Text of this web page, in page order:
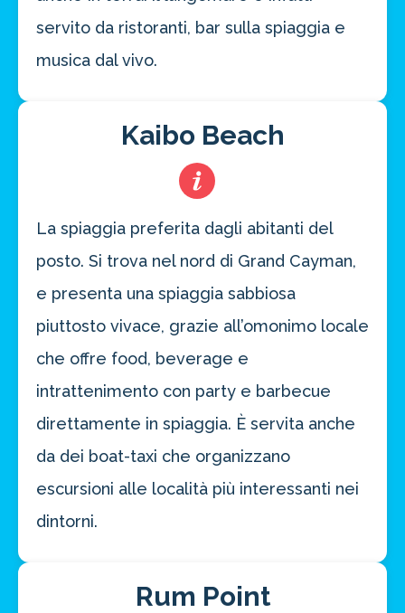
servito da ristoranti, bar sulla spiaggia e
musica dal vivo.
Kaibo Beach
La spiaggia preferita dagli abitanti del
posto. Si trova nel nord di Grand Cayman,
e presenta una spiaggia sabbiosa
piuttosto vivace, grazie all’omonimo locale
che offre food, beverage e
intrattenimento con party e barbecue
direttamente in spiaggia. È servita anche
da dei boat-taxi che organizzano
escursioni alle località più interessanti nei
dintorni.
Rum Point